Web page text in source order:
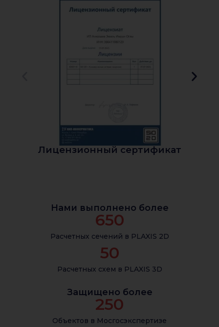
Лицензионный сертификат
Нами выполнено более
Расчетных сечений в PLAXIS 2D
650
Расчетных схем в PLAXIS 3D
50
Защищено более
Объектов в Мосгосэкспертизе
250